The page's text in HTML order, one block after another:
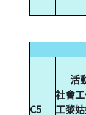
活
C5
社會
工黎